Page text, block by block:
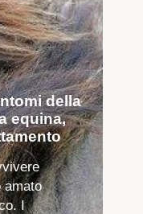
della
equina,
amato
I